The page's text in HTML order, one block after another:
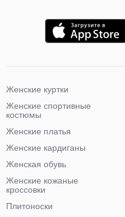
Женские куртки
Женские спортивные
костюмы
Женские платья
Женские кардиганы
Женская обувь
Женские кожаные
кроссовки
Плитоноски